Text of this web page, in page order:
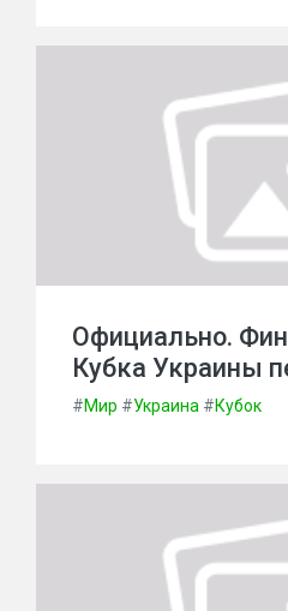
Официально.
Кубка Украины
#Мир #Украина #Кубок